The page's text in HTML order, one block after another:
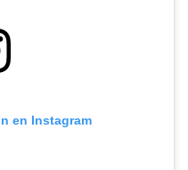
en Instagram